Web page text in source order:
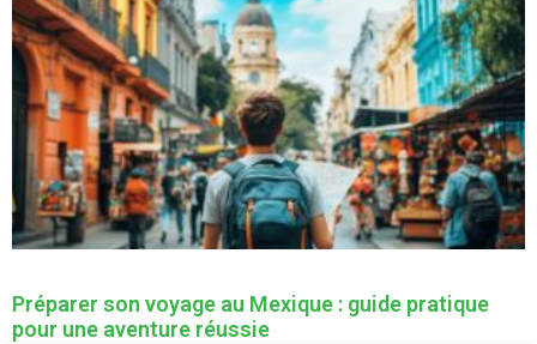
Préparer son voyage au Mexique : guide pratique
pour une aventure réussie